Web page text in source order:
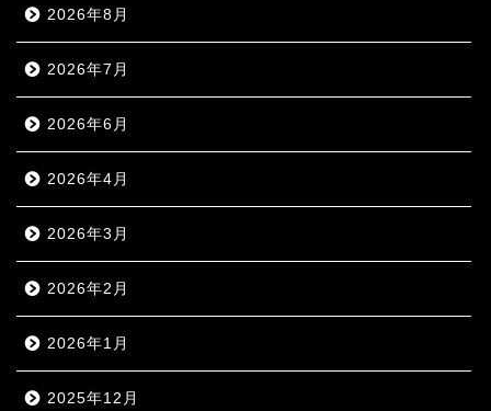
2026年8月
2026年7月
2026年6月
2026年4月
2026年3月
2026年2月
2026年1月
2025年12月